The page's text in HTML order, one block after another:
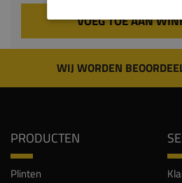
VOEG TOE AAN
WIJ WORDEN
PRODUCTEN
Plinten